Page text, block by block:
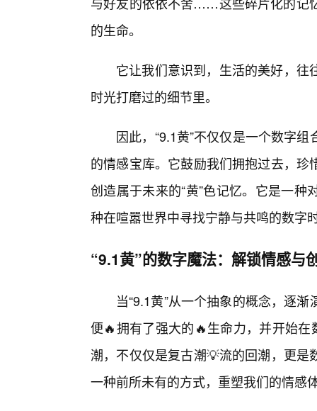
的生命。
它让我们意识到，生活的美好，
时光打磨过的细节里。
因此，“9.1黄”不仅仅是一个数字
的情感宝库。它鼓励我们拥抱过去，
创造属于未来的“黄”色记忆。它是一
种在喧嚣世界中寻找宁静与共鸣的数字
“9.1黄”的数字魔法：解锁情感与
当“9.1黄”从一个抽象的概念，逐
便🔥拥有了强大的🔥生命力，并开始
潮，不仅仅是复古潮💡流的回潮，更
一种前所未有的方式，重塑我们的情感